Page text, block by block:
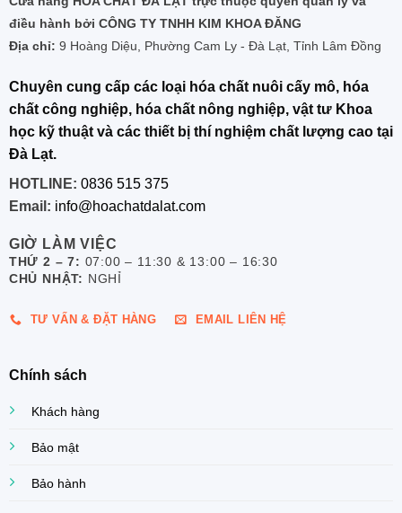
điều hành bởi CÔNG TY TNHH KIM KHOA ĐĂNG
Địa chỉ: 9 Hoàng Diệu, Phường Cam Ly - Đà Lạt, Tỉnh Lâm Đồng
Chuyên cung cấp các loại hóa chất nuôi cấy mô, hóa
chất công nghiệp, hóa chất nông nghiệp, vật tư Khoa
học kỹ thuật và các thiết bị thí nghiệm chất lượng cao tại
Đà Lạt.
HOTLINE: 0836 515 375
Email: info@hoachatdalat.com
GIỜ LÀM VIỆC
THỨ 2 – 7: 07:00 – 11:30 & 13:00 – 16:30
CHỦ NHẬT: NGHỈ
TƯ VẤN & ĐẶT HÀNG EMAIL LIÊN HỆ
Chính sách
Khách hàng
Bảo mật
Bảo hành